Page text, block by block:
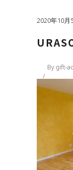
2020年10月
By gift-